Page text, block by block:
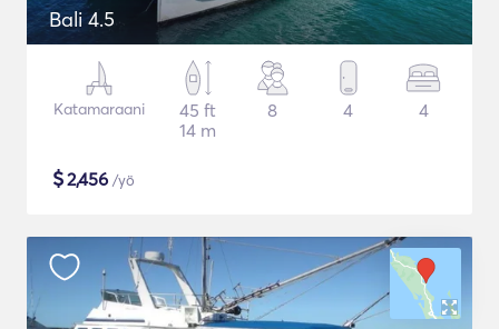
Bali 4.5
Katamaraani
45 ft
14 m
8 4 4
$2,456 /yö